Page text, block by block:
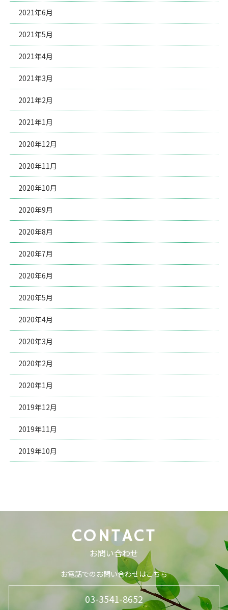
2021年6月
2021年5月
2021年4月
2021年3月
2021年2月
2021年1月
2020年12月
2020年11月
2020年10月
2020年9月
2020年8月
2020年7月
2020年6月
2020年5月
2020年4月
2020年3月
2020年2月
2020年1月
2019年12月
2019年11月
2019年10月
CONTACT
お問い合わせ
お電話でのお問い合わせはこちら
03-3541-8652